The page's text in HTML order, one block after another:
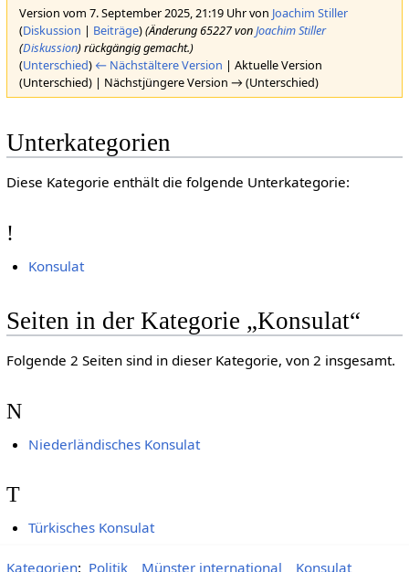
Version vom 7. September 2025, 21:19 Uhr von Joachim Stiller
(Diskussion | Beiträge)(Änderung 65227 von Joachim Stiller
(Diskussion) rückgängig gemacht.)
(Unterschied) ← Nächstältere Version | Aktuelle Version
(Unterschied) | Nächstjüngere Version → (Unterschied)
Unterkategorien
Diese Kategorie enthält die folgende Unterkategorie:
!
Konsulat
Seiten in der Kategorie „Konsulat“
Folgende 2 Seiten sind in dieser Kategorie, von 2 insgesamt.
N
Niederländisches Konsulat
T
Türkisches Konsulat
Kategorien: Politik Münster international Konsulat